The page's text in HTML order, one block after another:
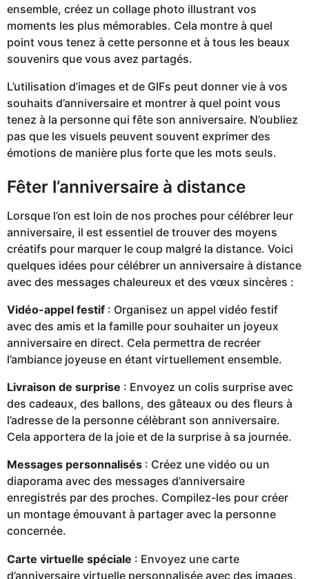
ensemble, créez un collage photo illustrant vos
moments les plus mémorables. Cela montre à quel
point vous tenez à cette personne et à tous les beaux
souvenirs que vous avez partagés.
L’utilisation d’images et de GIFs peut donner vie à vos
souhaits d’anniversaire et montrer à quel point vous
tenez à la personne qui fête son anniversaire. N’oubliez
pas que les visuels peuvent souvent exprimer des
émotions de manière plus forte que les mots seuls.
Fêter l’anniversaire à distance
Lorsque l’on est loin de nos proches pour célébrer leur
anniversaire, il est essentiel de trouver des moyens
créatifs pour marquer le coup malgré la distance. Voici
quelques idées pour célébrer un anniversaire à distance
avec des messages chaleureux et des vœux sincères :
Vidéo-appel festif : Organisez un appel vidéo festif
avec des amis et la famille pour souhaiter un joyeux
anniversaire en direct. Cela permettra de recréer
l’ambiance joyeuse en étant virtuellement ensemble.
Livraison de surprise : Envoyez un colis surprise avec
des cadeaux, des ballons, des gâteaux ou des fleurs à
l’adresse de la personne célèbrant son anniversaire.
Cela apportera de la joie et de la surprise à sa journée.
Messages personnalisés : Créez une vidéo ou un
diaporama avec des messages d’anniversaire
enregistrés par des proches. Compilez-les pour créer
un montage émouvant à partager avec la personne
concernée.
Carte virtuelle spéciale : Envoyez une carte
d’anniversaire virtuelle personnalisée avec des images,